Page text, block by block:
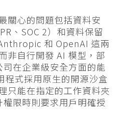
關心的問題包括資料安
、SOC 2）和資料保留
和 OpenAI 這兩
非自行開發 AI 模型，部
在企業級安全方面的能
程式採用原生的開源沙盒
只能在指定的工作資料夾
限時則要求用戶明確授